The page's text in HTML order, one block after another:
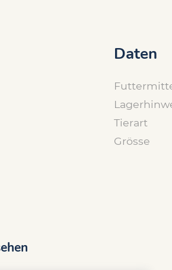
Daten
Tierart
Grösse